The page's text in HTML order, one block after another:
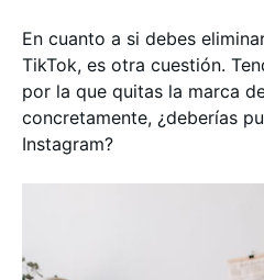
En cuanto a si debes
TikTok, es otra cuestión.
por la que quitas la marca
concretamente, ¿deberías
Instagram?